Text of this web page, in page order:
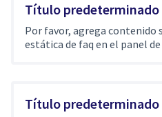
Título predeterminado
Por favor, agrega contenido
estática de faq en el panel
Título predeterminado